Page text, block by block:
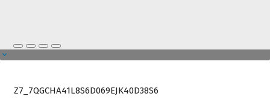
Z7_7QGCHA41L8S6D069EJK40D38S6